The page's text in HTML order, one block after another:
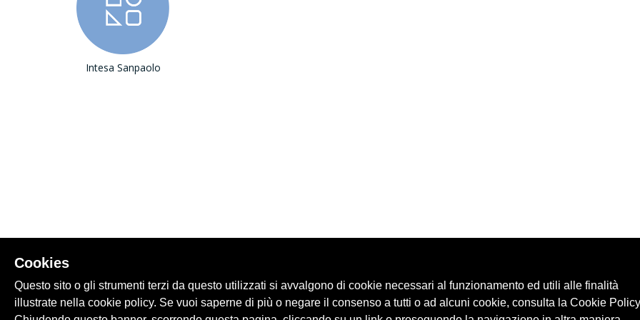
Intesa Sanpaolo
Cookies
Questo sito o gli strumenti terzi da questo utilizzati si avvalgono di cookie necessari al funzionamento ed utili alle finalità
illustrate nella cookie policy. Se vuoi saperne di più o negare il consenso a tutti o ad alcuni cookie, consulta la Cookie